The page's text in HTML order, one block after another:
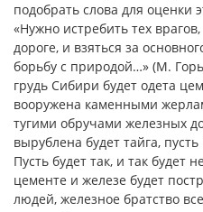
подобрать слова для оценки
«Нужно истребить тех
дороге, и взяться за
борьбу с природой…» (М.
грудь Сибири будет одета
вооружена каменными
тугими обручами железных
вырублена будет тайга,
Пусть будет так, и так будет
цементе и железе будет
людей, железное братство